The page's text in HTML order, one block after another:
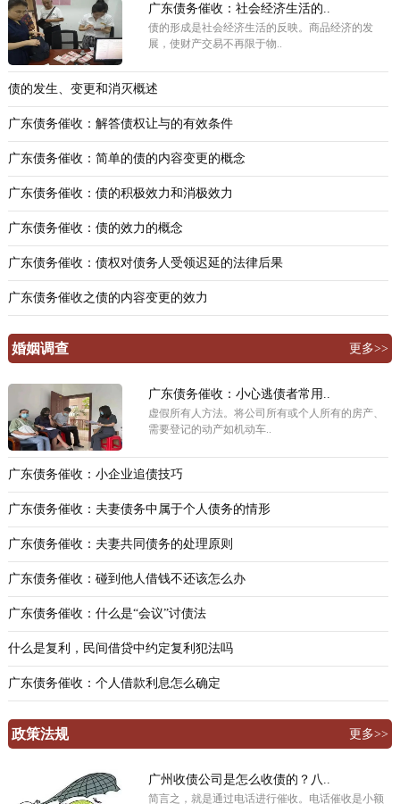
广东债务催收：社会经济生活的..
债的形成是社会经济生活的反映。商品经济的发
展，使财产交易不再限于物..
债的发生、变更和消灭概述
广东债务催收：解答债权让与的有效条件
广东债务催收：简单的债的内容变更的概念
广东债务催收：债的积极效力和消极效力
广东债务催收：债的效力的概念
广东债务催收：债权对债务人受领迟延的法律后果
广东债务催收之债的内容变更的效力
婚姻调查 更多>>
广东债务催收：小心逃债者常用..
虚假所有人方法。将公司所有或个人所有的房产、
需要登记的动产如机动车..
广东债务催收：小企业追债技巧
广东债务催收：夫妻债务中属于个人债务的情形
广东债务催收：夫妻共同债务的处理原则
广东债务催收：碰到他人借钱不还该怎么办
广东债务催收：什么是“会议”讨债法
什么是复利，民间借贷中约定复利犯法吗
广东债务催收：个人借款利息怎么确定
政策法规 更多>>
广州收债公司是怎么收债的？八..
简言之，就是通过电话进行催收。电话催收是小额